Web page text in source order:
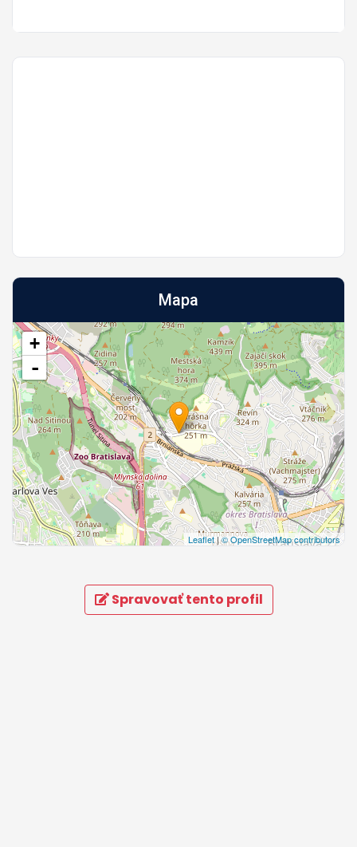
Mapa
+
-
Leaflet|© OpenStreetMap contributors
Spravovať tento profil